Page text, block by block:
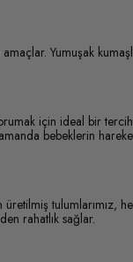
Yumuşak
için ideal bir
bebeklerin
tulumlarımız,
rahatlık sağlar.